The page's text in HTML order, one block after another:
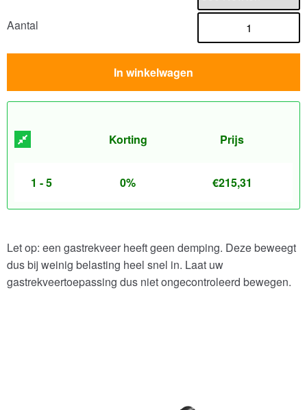
Aantal
In winkelwagen
Korting Prijs
1 - 5 0% €215,31
Let op: een gastrekveer heeft geen demping. Deze beweegt
dus bij weinig belasting heel snel in. Laat uw
gastrekveertoepassing dus niet ongecontroleerd bewegen.